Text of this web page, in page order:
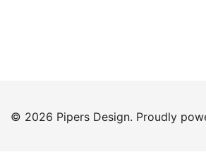
© 2026 Pipers Design. Proudly